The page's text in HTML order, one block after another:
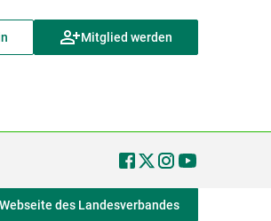
Mitglied werden
Webseite des Landesverbandes